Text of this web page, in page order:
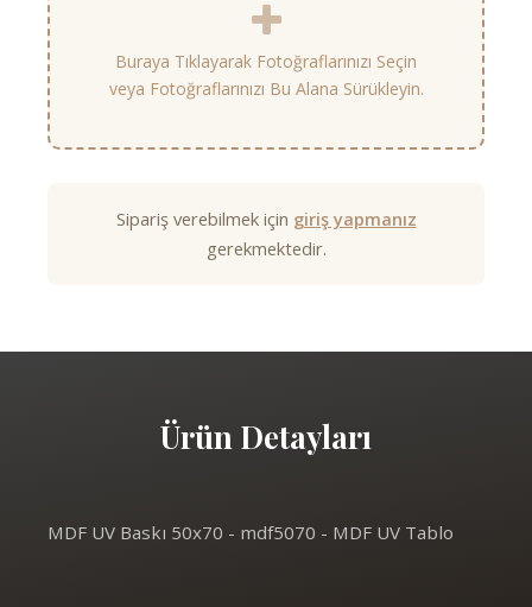
Buraya Tıklayarak Fotoğraflarınızı Seçin
veya Fotoğraflarınızı Bu Alana Sürükleyin.
Sipariş verebilmek için giriş yapmanız
gerekmektedir.
Ürün Detayları
MDF UV Baskı 50x70 - mdf5070 - MDF UV Tablo